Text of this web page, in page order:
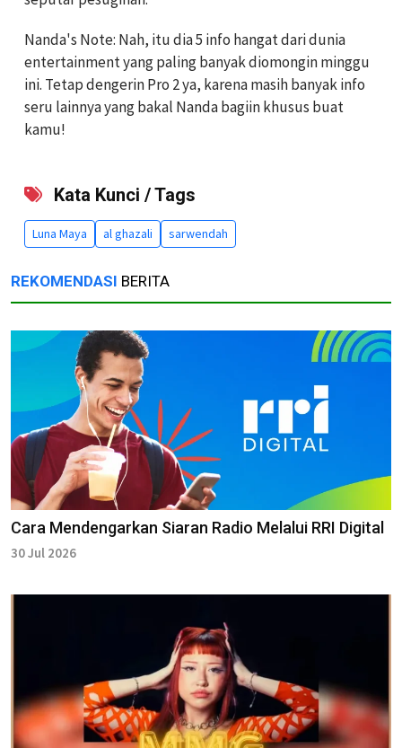
Nanda's Note: Nah, itu dia 5 info hangat dari dunia
entertainment yang paling banyak diomongin minggu
ini. Tetap dengerin Pro 2 ya, karena masih banyak info
seru lainnya yang bakal Nanda bagiin khusus buat
kamu!
Kata Kunci / Tags
Luna Maya al ghazali sarwendah
REKOMENDASI BERITA
Cara Mendengarkan Siaran Radio Melalui RRI Digital
30 Jul 2026